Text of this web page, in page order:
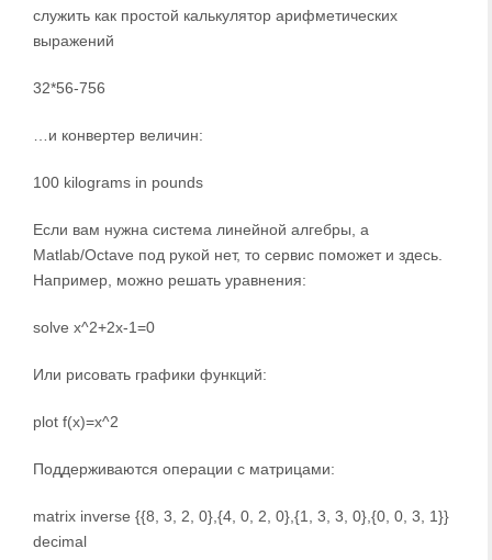
служить как простой калькулятор арифметических
выражений
32*56-756
…и конвертер величин:
100 kilograms in pounds
Если вам нужна система линейной алгебры, а
Matlab/Octave под рукой нет, то сервис поможет и здесь.
Например, можно решать уравнения:
solve x^2+2x-1=0
Или рисовать графики функций:
plot f(x)=x^2
Поддерживаются операции с матрицами:
matrix inverse {{8, 3, 2, 0},{4, 0, 2, 0},{1, 3, 3, 0},{0, 0, 3, 1}}
decimal